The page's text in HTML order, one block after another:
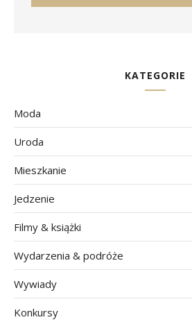
KATEGORIE
Moda
Uroda
Mieszkanie
Jedzenie
Filmy & książki
Wydarzenia & podróże
Wywiady
Konkursy